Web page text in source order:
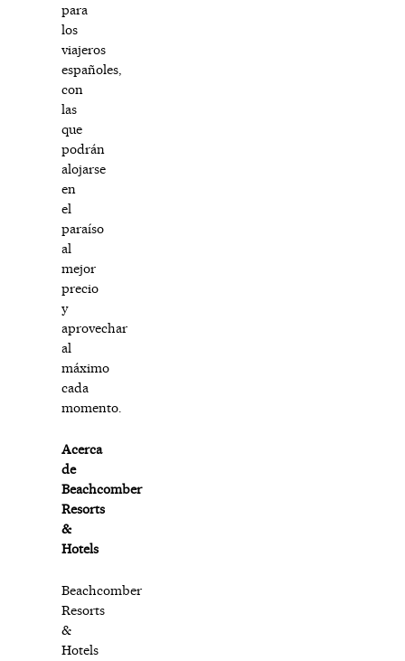
para
los
viajeros
españoles,
con
las
que
podrán
alojarse
en
el
paraíso
al
mejor
precio
y
aprovechar
al
máximo
cada
momento.
Acerca
de
Beachcomber
Resorts
&
Hotels
Beachcomber
Resorts
&
Hotels